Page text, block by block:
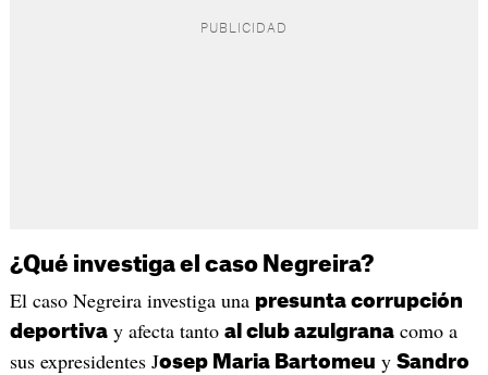
¿Qué investiga el caso Negreira?
El caso Negreira investiga una presunta corrupción
deportivay afecta tanto al club azulgranacomo a
sus expresidentes Josep Maria Bartomeu y Sandro